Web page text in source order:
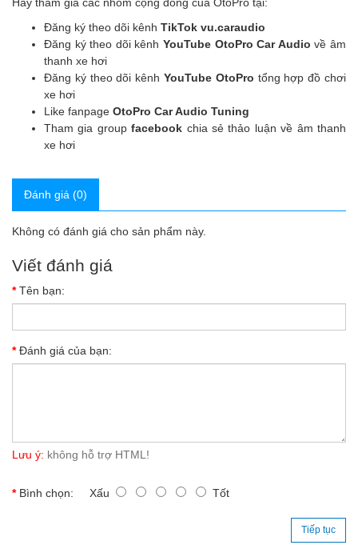
Đăng ký theo dõi kênh TikTok vu.caraudio
Đăng ký theo dõi kênh YouTube OtoPro Car Audio về âm
thanh xe hơi
Đăng ký theo dõi kênh YouTube OtoPro tổng hợp đồ chơi
xe hơi
Like fanpage OtoPro Car Audio Tuning
Tham gia groupfacebook chia sẻ thảo luận về âm thanh
xe hơi
Đánh giá (0)
Không có đánh giá cho sản phẩm này.
Viết đánh giá
Tên bạn:
Đánh giá của bạn:
Lưu ý: không hỗ trợ HTML!
Bình chọn: Xấu Tốt
Tiếp tục